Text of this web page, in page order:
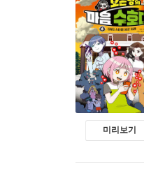
미리보기